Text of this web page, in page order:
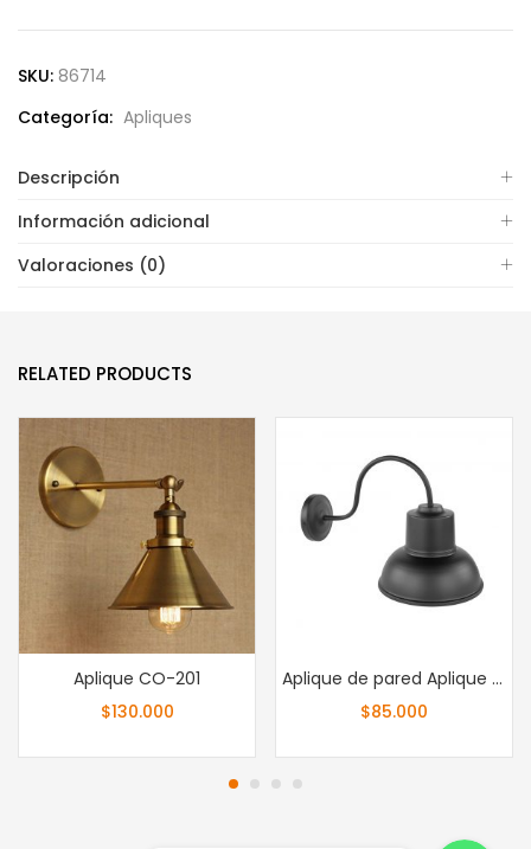
SKU: 86714
Categoría: Apliques
Descripción
Información adicional
Valoraciones (0)
RELATED PRODUCTS
Aplique CO-201
$130.000
Aplique de pared Aplique metal electroestática campana pequeña
$85.000
Whatsapp
Whatsapp